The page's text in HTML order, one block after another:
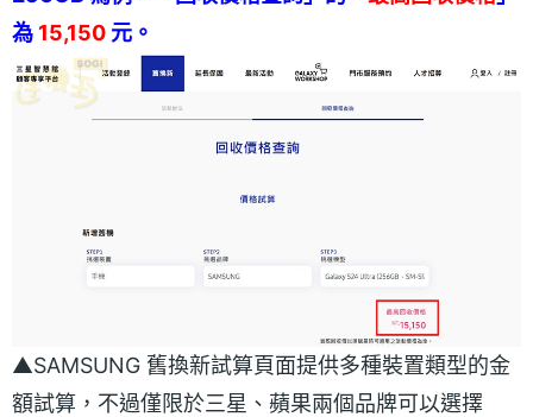
為 15,150 元。
▲SAMSUNG 舊換新試算頁面提供多種裝置類型的金
額試算，不過僅限於三星、蘋果兩個品牌可以選擇